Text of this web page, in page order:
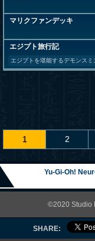
マリクファンデッキ
エジプト旅行記
エジプトを堪能するデモンスミ
1 2
Yu-Gi-Oh!
©2020 Studio
SHARE: